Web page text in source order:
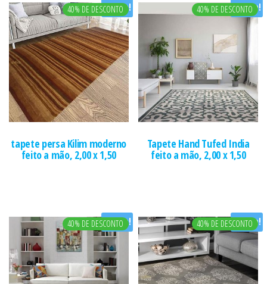
Oferta!
40% DE DESCONTO
tapete persa Kilim moderno
feito a mão, 2,00 x 1,50
Oferta!
40% DE DESCONTO
Tapete Hand Tufed India
feito a mão, 2,00 x 1,50
Oferta!
40% DE DESCONTO Oferta!
40% DE DESCONTO